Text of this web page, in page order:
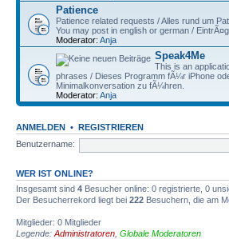
Patience
Patience related requests / Alles rund um
You may post in english or german /
Moderator: Anja
Speak4Me
This is an
phrases / Dieses Programm fÃ¼r iPhone
Minimalkonversation zu fÃ¼hren.
Moderator: Anja
ANMELDEN • REGISTRIEREN
Benutzername:
WER IST ONLINE?
Insgesamt sind 4 Besucher online: 0 registrierte, 0
Der Besucherrekord liegt bei 222 Besuchern, die am
Mitglieder: 0 Mitglieder
Legende: Administratoren Globale Moderatoren